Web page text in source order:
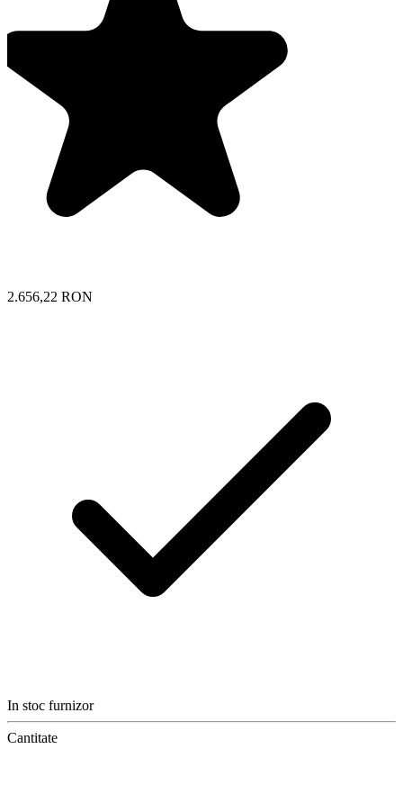
2.656,22 RON
In stoc furnizor
Cantitate